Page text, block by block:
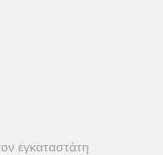
εγκαταστάτη